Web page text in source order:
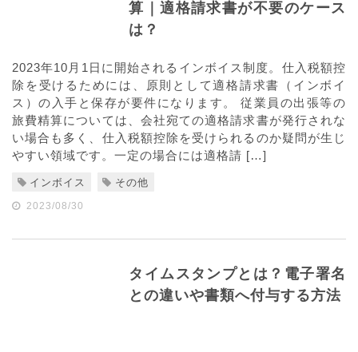
算｜適格請求書が不要のケース
は？
2023年10月1日に開始されるインボイス制度。仕入税額控
除を受けるためには、原則として適格請求書（インボイ
ス）の入手と保存が要件になります。 従業員の出張等の
旅費精算については、会社宛ての適格請求書が発行されな
い場合も多く、仕入税額控除を受けられるのか疑問が生じ
やすい領域です。一定の場合には適格請 […]
インボイス その他
2023/08/30
タイムスタンプとは？電子署名
との違いや書類へ付与する方法